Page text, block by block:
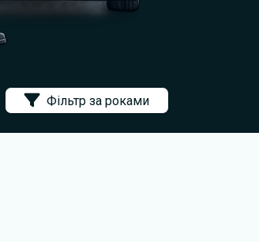
Фільтр за роками